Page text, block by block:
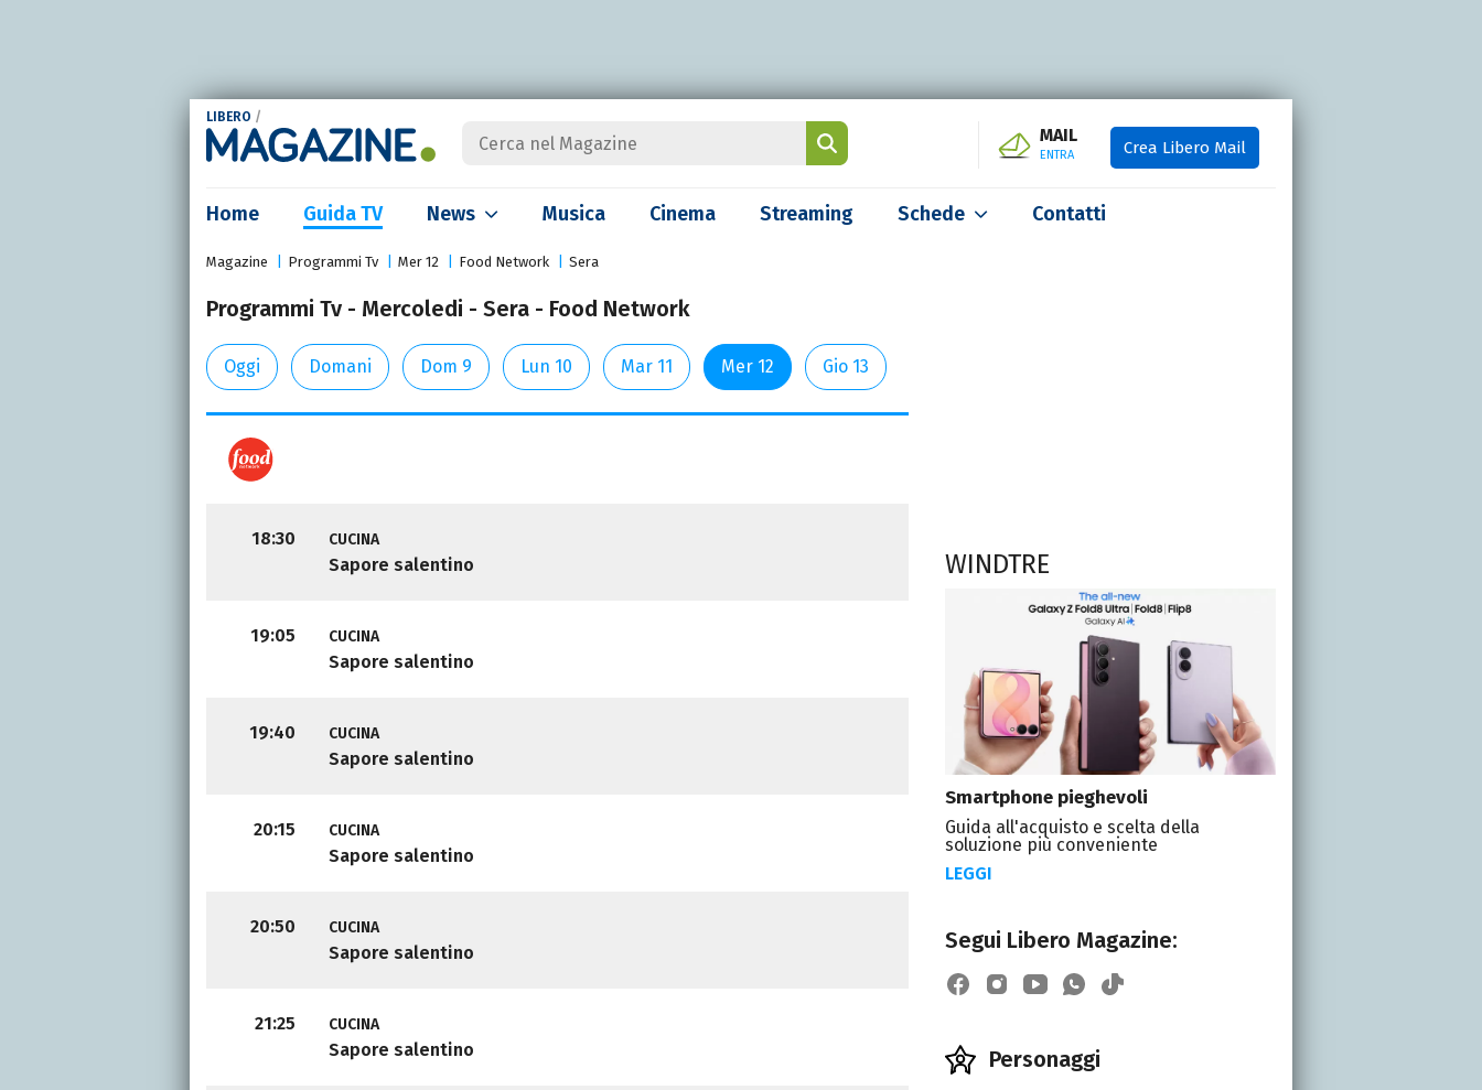
LIBERO /
MAIL
ENTRA Crea Libero Mail
Home Guida TV News Musica Cinema Streaming Schede Contatti
Magazine Programmi Tv Mer 12 Food Network Sera
Programmi Tv - Mercoledi - Sera - Food Network
Oggi Domani Dom 9 Lun 10 Mar 11 Mer 12 Gio 13
18:30 CUCINA
Sapore salentino
19:05 CUCINA
Sapore salentino
19:40 CUCINA
Sapore salentino
20:15 CUCINA
Sapore salentino
20:50 CUCINA
Sapore salentino
21:25 CUCINA
Sapore salentino
WINDTRE
Smartphone pieghevoli
Guida all'acquisto e scelta della
soluzione più conveniente
LEGGI
Segui Libero Magazine:
Personaggi